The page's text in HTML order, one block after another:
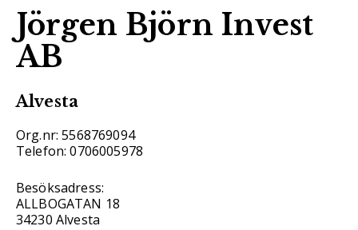
Jörgen Björn Invest
AB
Alvesta
Org.nr: 5568769094
Telefon: 0706005978
Besöksadress:
ALLBOGATAN 18
34230 Alvesta